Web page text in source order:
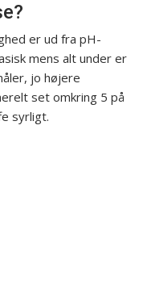
er ud fra pH-
mens alt under er
jo højere
set omkring 5 på
syrligt.